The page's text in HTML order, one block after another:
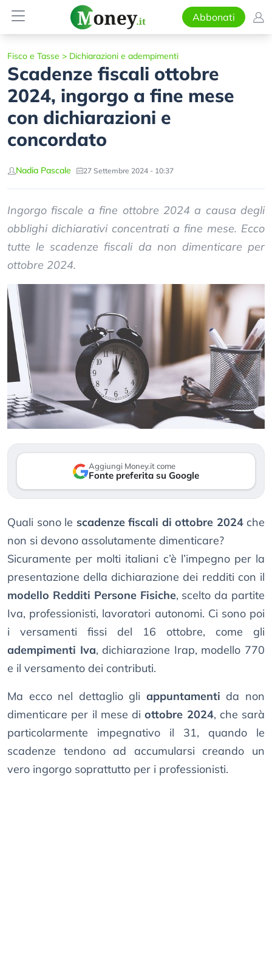
Abbonati
Fisco e Tasse > Dichiarazioni e adempimenti
Scadenze fiscali ottobre
2024, ingorgo a fine mese
con dichiarazioni e
concordato
Nadia Pascale 27 Settembre 2024 - 10:37
Ingorgo fiscale a fine ottobre 2024 a causa degli
obblighi dichiarativi concentrati a fine mese. Ecco
tutte le scadenze fiscali da non dimenticare per
ottobre 2024.
Aggiungi Money.it come
Fonte preferita su Google
Quali sono le scadenze fiscali di ottobre 2024che
non si devono assolutamente dimenticare?
Sicuramente per molti italiani c’è l’impegno per la
presentazione della dichiarazione dei redditi con il
modello Redditi Persone Fisiche, scelto da partite
Iva, professionisti, lavoratori autonomi. Ci sono poi
i versamenti fissi del 16 ottobre, come gli
adempimenti Iva, dichiarazione Irap, modello 770
e il versamento dei contributi.
Ma ecco nel dettaglio gli appuntamenti da non
dimenticare per il mese diottobre 2024, che sarà
particolarmente impegnativo il 31, quando le
scadenze tendono ad accumularsi creando un
vero ingorgo soprattutto per i professionisti.